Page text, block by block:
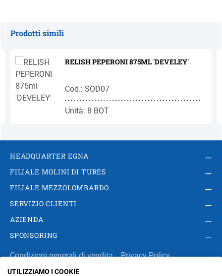
Prodotti simili
RELISH PEPERONI 875ML 'DEVELEY'
Cod.: SOD07
Unità: 8 BOT
HEADQUARTER EGNA
FILIALE MOLINI DI TURES
FILIALE MEZZOLOMBARDO
SERVIZIO CLIENTI
AZIENDA
SPONSORING
Condizioni generali di vendita
Privacy Policy
Impressum
Modifica impostazioni dei cookie
UTILIZZIAMO I COOKIE